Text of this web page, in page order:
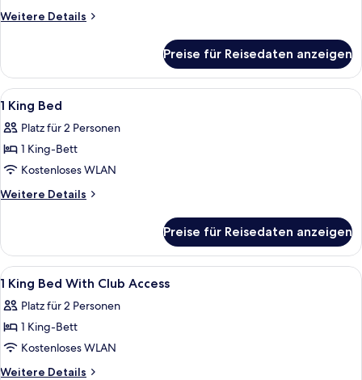
Weitere Details
Weitere
Zimmer,
1 King-
Bett
Preise für Reisedaten anzeigen
Alle
Fotos
für
1
King
Bed
Ein Hotelzimmer mit Bett,
5
1 King Bed
Platz für 2 Personen
1 King-Bett
Kostenloses WLAN
Weitere Details
Weitere
King
Bed
Preise für Reisedaten anzeigen
Alle
Fotos
für
1
King
Bed
Ein Hotelzimmer mit einem großen
5
1 King Bed With Club Access
Platz für 2 Personen
1 King-Bett
Kostenloses WLAN
Weitere Details
Weitere